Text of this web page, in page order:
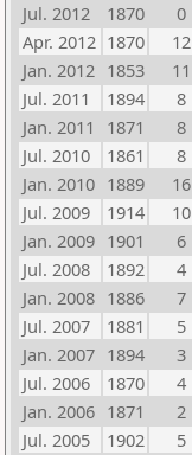
Jul. 2012
1870 0
Apr. 2012 1870 12
Jan. 2012 1853 11
Jul. 2011
1894 8
Jan. 2011
1871 8
Jul. 2010
1861 8
Jan. 2010 1889 16
Jul. 2009
1914 10
Jan. 2009 1901 6
Jul. 2008
1892 4
Jan. 2008 1886 7
Jul. 2007
1881 5
Jan. 2007 1894 3
Jul. 2006
1870 4
Jan. 2006 1871 2
Jul. 2005
1902 5